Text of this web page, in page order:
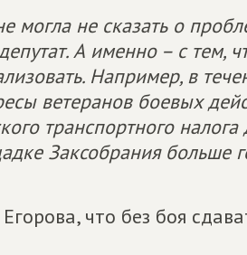
могла не сказать о
А именно – с тем,
Например, в
ветеранов боевых
транспортного налога
Заксобрания больше
что без боя